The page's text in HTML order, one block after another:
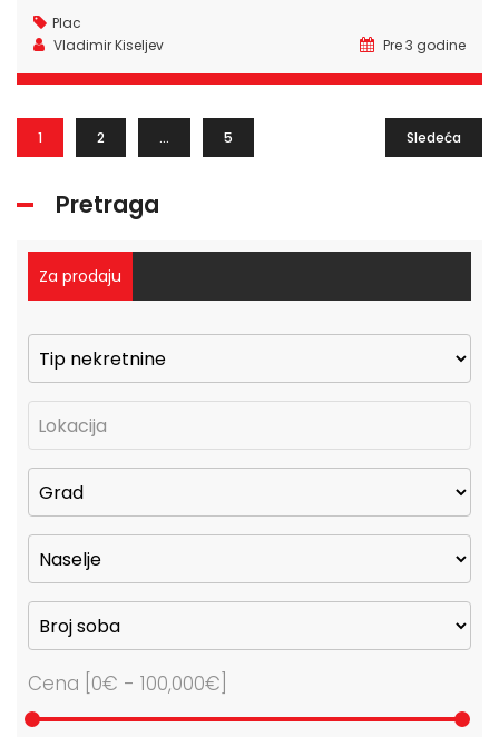
Plac
Vladimir Kiseljev
Pre 3 godine
1 2 … 5 Sledeća
Pretraga
Za prodaju
Cena [ 0€ - 100,000€